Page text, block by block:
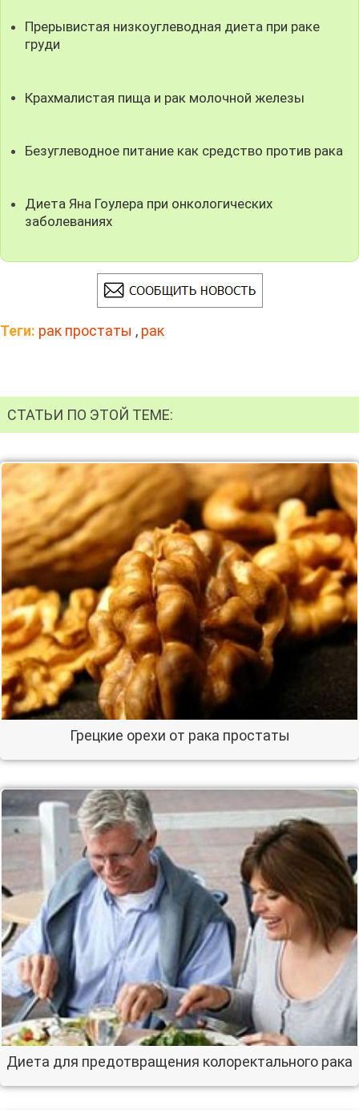
Прерывистая низкоуглеводная диета при раке
груди
Крахмалистая пища и рак молочной железы
Безуглеводное питание как средство против рака
Диета Яна Гоулера при онкологических
заболеваниях
Теги: рак простаты , рак
СТАТЬИ ПО ЭТОЙ ТЕМЕ:
Грецкие орехи от рака простаты
Диета для предотвращения колоректального рака